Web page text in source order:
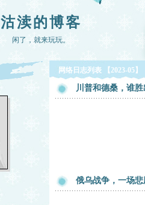
沽渎的博客
闲了，就来玩玩。
网络日志列表 【2023-05】
川普和德桑，谁
俄乌战争，一场